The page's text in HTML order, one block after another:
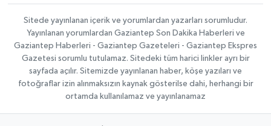
Sitede yayınlanan içerik ve yorumlardan yazarları sorumludur.
Yayınlanan yorumlardan Gaziantep Son Dakika Haberleri ve
Gaziantep Haberleri - Gaziantep Gazeteleri - Gaziantep Ekspres
Gazetesi sorumlu tutulamaz. Sitedeki tüm harici linkler ayrı bir
sayfada açılır. Sitemizde yayınlanan haber, köşe yazıları ve
fotoğraflar izin alınmaksızın kaynak gösterilse dahi, herhangi bir
ortamda kullanılamaz ve yayınlanamaz